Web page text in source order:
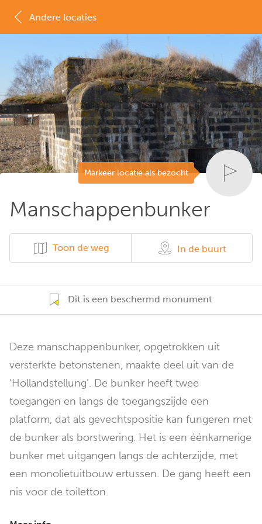
Markeer locatie als bezocht
Manschappenbunker
Toon de weg In de buurt
Dit is een beschermd monument
Deze manschappenbunker, opgetrokken uit
versterkte betonstenen, maakte deel uit van de
‘Hollandstellung’. De bunker heeft twee
toegangen en langs de toegangszijde een
platform, dat als gevechtspositie kan fungeren met
de bunker als borstwering. Het is een éénkamerige
bunker met uitgangen langs de achterzijde, met
een monolietuitbouw ertussen. De gang heeft een
nis voor de toiletton.
Andere locaties
MAP LIJST